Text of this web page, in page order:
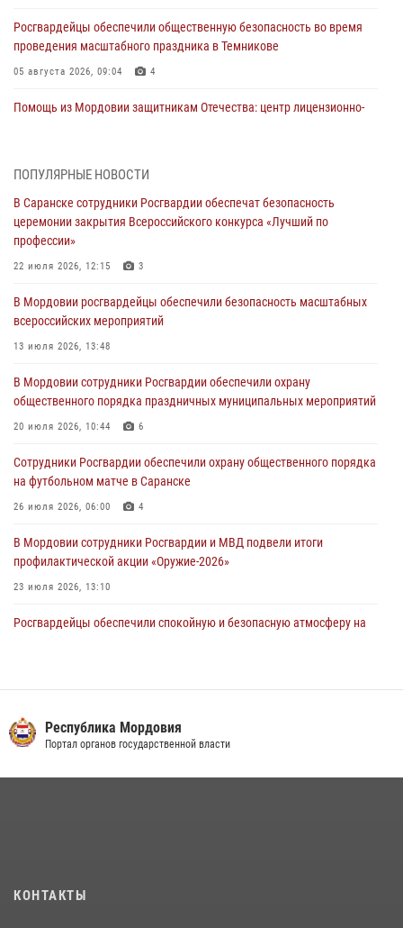
Росгвардейцы обеспечили общественную безопасность во время
проведения масштабного праздника в Темникове
05 августа 2026, 09:04 4
Помощь из Мордовии защитникам Отечества: центр лицензионно-
04 августа 2026, 11:13 3
Сотрудники Росгвардии Мордовии стали призерами
республиканских соревнований по служебному шестиборью
04 августа 2026, 08:27
«отдых» на лавочке закончился в отделе полиции
04 августа 2026, 07:06
нанесение побоев
03 августа 2026, 08:58
летия Торбеевского и Ковылкинского районов Мордовии
03 августа 2026, 08:32 5
ПОПУЛЯРНЫЕ НОВОСТИ
В Саранске сотрудники Росгвардии обеспечат безопасность
церемонии закрытия Всероссийского конкурса «Лучший по
профессии»
22 июля 2026, 12:15 3
В Мордовии росгвардейцы обеспечили безопасность масштабных
всероссийских мероприятий
13 июля 2026, 13:48
В Мордовии сотрудники Росгвардии обеспечили охрану
общественного порядка праздничных муниципальных мероприятий
20 июля 2026, 10:44 6
Сотрудники Росгвардии обеспечили охрану общественного порядка
на футбольном матче в Саранске
26 июля 2026, 06:00 4
В Мордовии сотрудники Росгвардии и МВД подвели итоги
профилактической акции «Оружие‑2026»
23 июля 2026, 13:10
Росгвардейцы обеспечили спокойную и безопасную атмосферу на
обеспечили безопасность на футбольных мероприятиях: от
регионального турнира до Суперкубка России
содействии сотрудников Росгвардии
Республика Мордовия
Портал органов государственной власти
КОНТАКТЫ